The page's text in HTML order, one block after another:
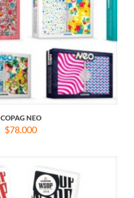
COPAG NEO
$78.000